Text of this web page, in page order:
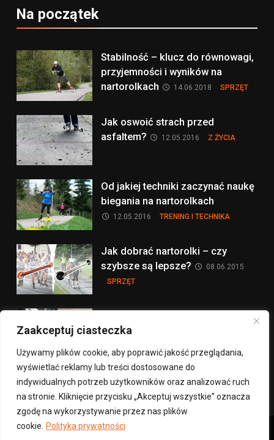
Zaakceptuj ciasteczka
Używamy plików cookie, aby poprawić jakość przeglądania,
wyświetlać reklamy lub treści dostosowane do
indywidualnych potrzeb użytkowników oraz analizować ruch
na stronie. Kliknięcie przycisku „Akceptuj wszystkie” oznacza
zgodę na wykorzystywanie przez nas plików
cookie.
Polityka prywatności
Na początek
Stabilność – klucz do równowagi,
przyjemności i wyników na
nartorolkach
14.06.2018 SPRZĘT
Jak oswoić strach przed
asfaltem?
12.05.2016 Z ŻYCIA
Od jakiej techniki zaczynać naukę
biegania na nartorolkach
12.05.2016 TRENING I TECHNIKA
Jak dobrać nartorolki – czy
szybsze są lepsze?
08.06.2015
SPRZĘT
sprzęt
więcej na ten temat >